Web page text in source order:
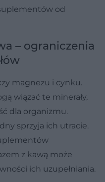
od
– ograniczenia
magnezu i cynku.
wiązać te minerały,
dla organizmu.
sprzyja ich utracie.
z kawą może
ich uzupełniania.